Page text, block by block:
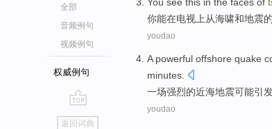
全部
音频例句
视频例句
权威例句
go
返回词典
你能在电视 上从海啸和地震的
youdao
A powerful offshore quake
minutes.
一场强烈的近海地震可能引
youdao